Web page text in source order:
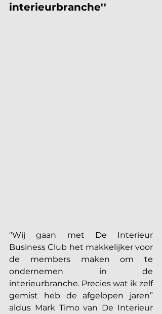
interieurbranche''
"Wij gaan met De Interieur
Business Club het makkelijker voor
de members maken om te
ondernemen in de
interieurbranche. Precies wat ik zelf
gemist heb de afgelopen jaren”
aldus Mark Timo van De Interieur